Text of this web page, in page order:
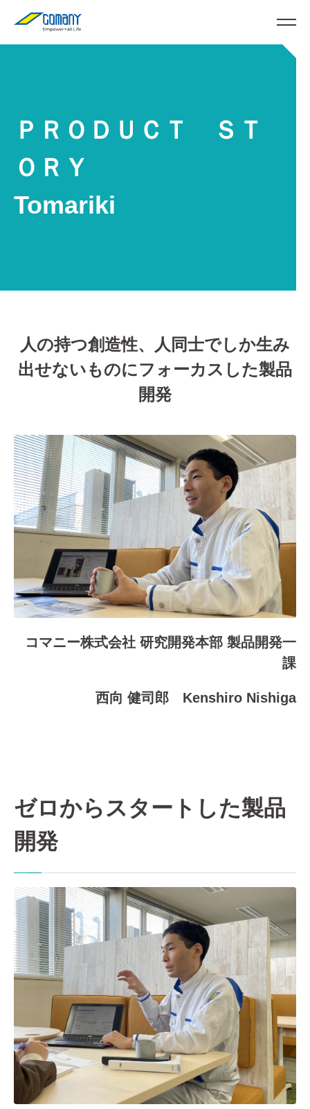
ＰＲＯＤＵＣＴ ＳＴ
ＯＲＹ
Tomariki
人の持つ創造性、人同士でしか生み
出せないものにフォーカスした製品
開発
コマニー株式会社 研究開発本部 製品開発一
課
西向 健司郎 Kenshiro Nishiga
ゼロからスタートした製品
開発